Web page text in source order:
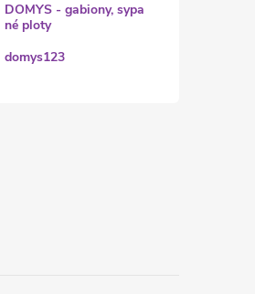
DOMYS - gabiony, sypa
né ploty
domys123